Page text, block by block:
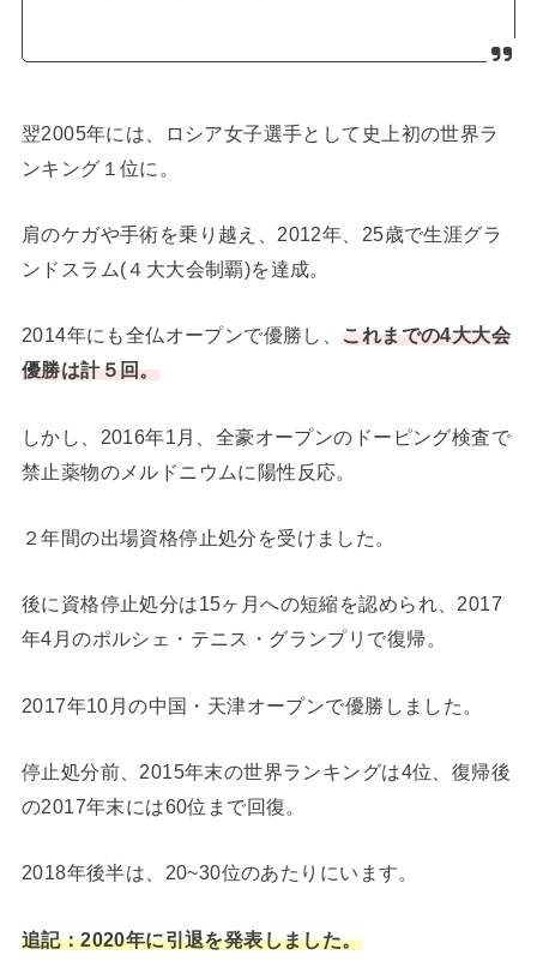
翌2005年には、ロシア女子選手として史上初の世界ラ
ンキング１位に。
肩のケガや手術を乗り越え、2012年、25歳で生涯グラ
ンドスラム(４大大会制覇)を達成。
2014年にも全仏オープンで優勝し、 これまでの4大大会
優勝は計５回。
しかし、2016年1月、全豪オープンのドーピング検査で
禁止薬物のメルドニウムに陽性反応。
２年間の出場資格停止処分を受けました。
後に資格停止処分は15ヶ月への短縮を認められ、2017
年4月のポルシェ・テニス・グランプリで復帰。
2017年10月の中国・天津オープンで優勝しました。
停止処分前、2015年末の世界ランキングは4位、復帰後
の2017年末には60位まで回復。
2018年後半は、20~30位のあたりにいます。
追記：2020年に引退を発表しました。